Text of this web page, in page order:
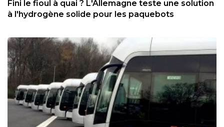
Fini le fioul à quai ? L'Allemagne teste une solution
à l'hydrogène solide pour les paquebots